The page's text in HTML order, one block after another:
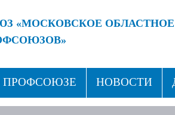
«МОСКОВСКОЕ
ПРОФСОЮЗЕ НОВОСТИ